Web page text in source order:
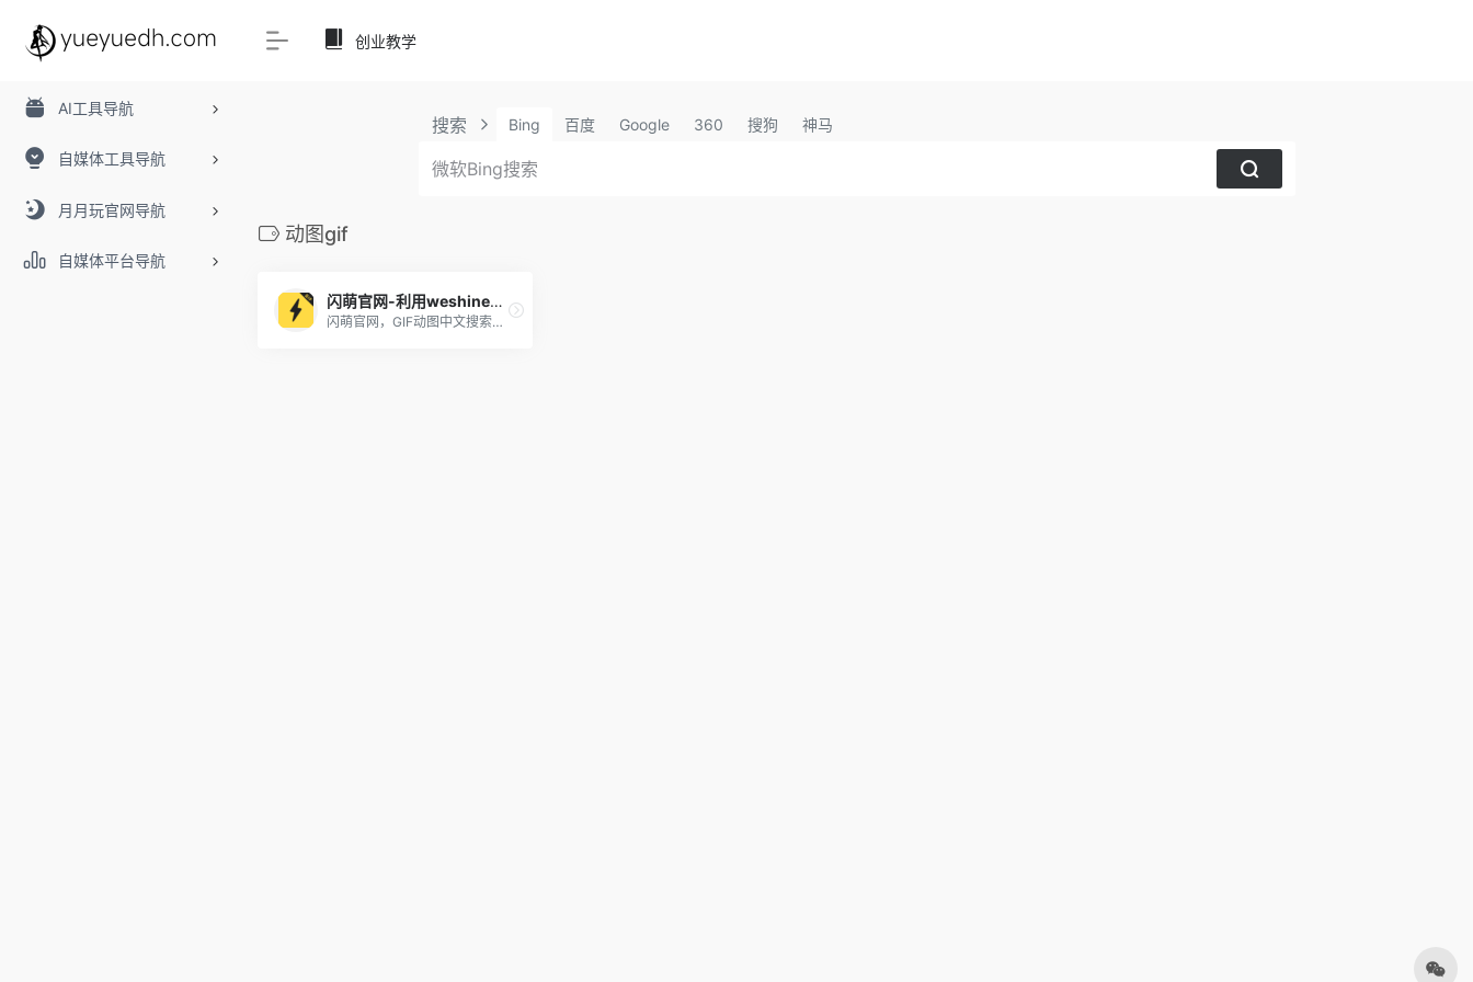
AI工具导航
自媒体工具导航
月月玩官网导航
自媒体平台导航
创业教学
搜索 Bing 百度 Google 360 搜狗 神马
动图gif
闪萌官网-利用weshineapp上的表情包来获得更多粉丝及收益
闪萌官网，GIF动图中文搜索引擎，发现好玩的gif动图,包括明星、美女、搞笑、微信QQ聊天表情包，可以一键分享到微信QQ新浪微博，支持gif动图下载，表情包下载到手机